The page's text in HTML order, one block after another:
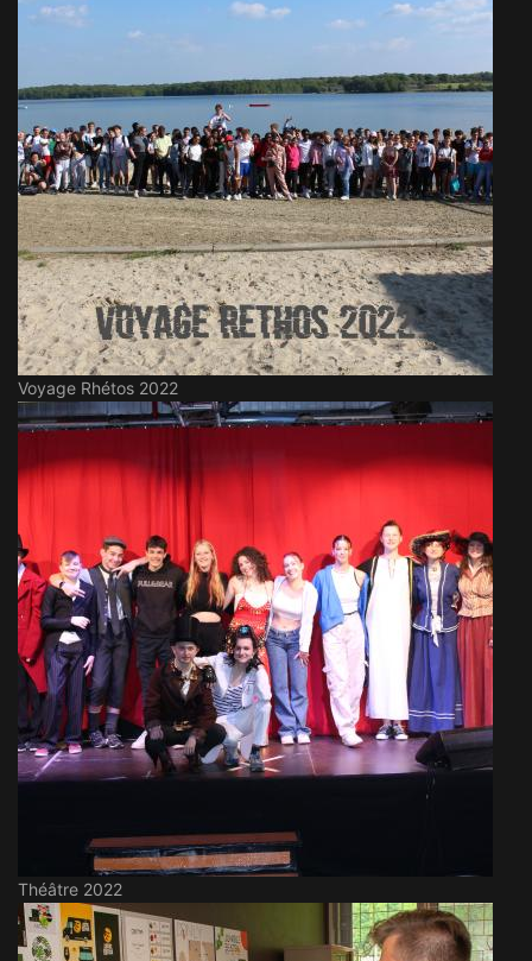
Voyage Rhétos 2022
Théâtre 2022